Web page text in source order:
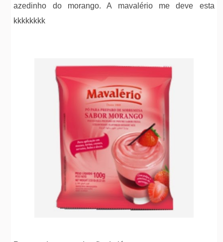
azedinho do morango. A mavalério me deve esta
kkkkkkkk